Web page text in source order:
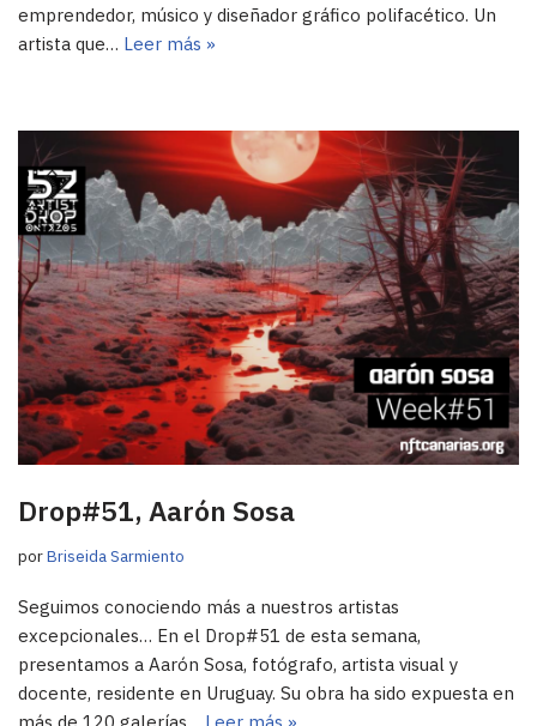
emprendedor, músico y diseñador gráfico polifacético. Un
artista que… Leer más »
Drop#51, Aarón Sosa
porBriseida Sarmiento
Seguimos conociendo más a nuestros artistas
excepcionales… En el Drop#51 de esta semana,
presentamos a Aarón Sosa, fotógrafo, artista visual y
docente, residente en Uruguay. Su obra ha sido expuesta en